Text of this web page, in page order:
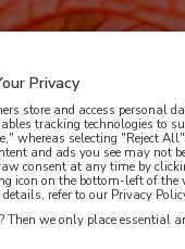
Privacy
store and access personal
tracking technologies to
whereas selecting "Reject
and ads you see may not
consent at any time by
icon on the bottom-left of
refer to our Privacy
Then we only place essential